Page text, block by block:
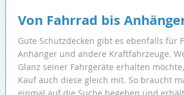
Von Fahrrad bis
Gute Schutzdecken gibt es ebenfalls für
Anhänger und andere Kraftfahrzeuge.
Glanz seiner Fahrgeräte erhalten
Kauf auch diese gleich mit. So braucht
einmal auf die Suche begeben und